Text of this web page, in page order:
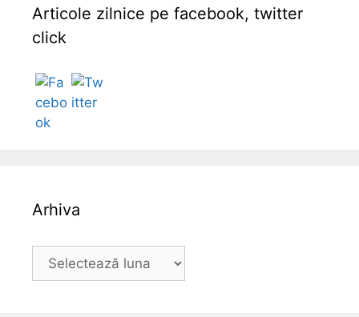
Articole zilnice pe facebook, twitter
click
Arhiva